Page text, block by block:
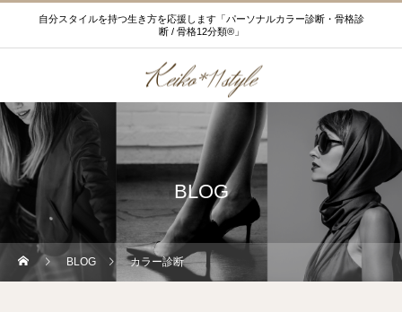
自分スタイルを持つ生き方を応援します「パーソナルカラー診断・骨格診
断 / 骨格12分類®」
BLOG
BLOG カラー診断